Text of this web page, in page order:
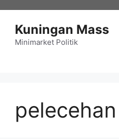
Kuningan Mass
Minimarket Politik
pelecehan